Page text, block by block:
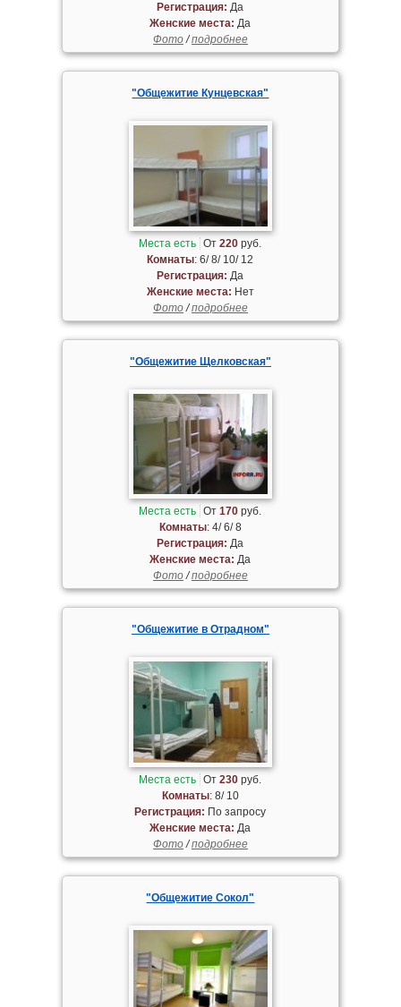
Регистрация: Да
Женские места: Да
Фото/подробнее
"Общежитие Кунцевская"
Места есть От220 руб.
Комнаты: 6/ 8/ 10/ 12
Регистрация: Да
Женские места: Нет
Фото/подробнее
"Общежитие Щелковская"
Места есть От170 руб.
Комнаты: 4/ 6/ 8
Регистрация: Да
Женские места: Да
Фото/подробнее
"Общежитие в Отрадном"
Места есть От230 руб.
Комнаты: 8/ 10
Регистрация: По запросу
Женские места: Да
Фото/подробнее
"Общежитие Сокол"